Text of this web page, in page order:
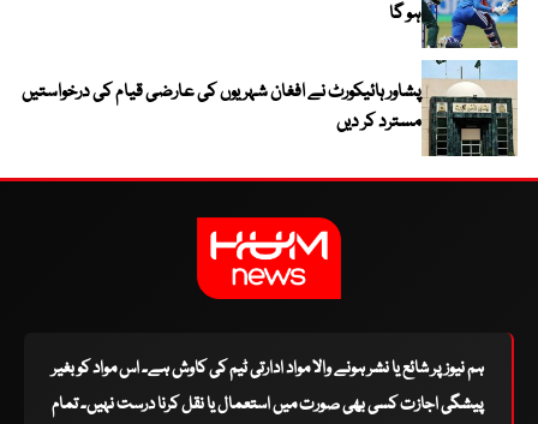
ہو گا
پشاور ہائیکورٹ نے افغان شہریوں کی عارضی قیام کی درخواستیں
مسترد کر دیں
ہم نیوز پر شائع یا نشر ہونے والا مواد ادارتی ٹیم کی کاوش ہے۔ اس مواد کو بغیر
پیشگی اجازت کسی بھی صورت میں استعمال یا نقل کرنا درست نہیں۔ تمام